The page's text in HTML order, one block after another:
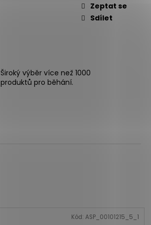
Zeptat se
Sdílet
Široký výběr více než 1000
produktů pro běhání.
Kód: ASP_00101215_5_1